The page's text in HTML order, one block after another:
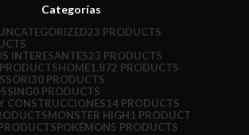
Categorías
23 PRODUCTS
INTERESANTES23 PRODUCTS
HOME1.872 PRODUCTS
30 PRODUCTS
0 PRODUCTS
CONSTRUCCIONES14 PRODUCTS
MONSTER HIGH1 PRODUCT
POKÉMON5 PRODUCTS